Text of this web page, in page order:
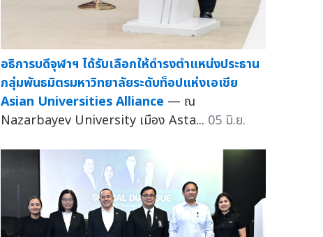
อธิการบดีจุฬาฯ ได้รับเลือกให้ดำรงตำแหน่งประธาน
กลุ่มพันธมิตรมหาวิทยาลัยระดับท็อปแห่งเอเชีย
Asian Universities Alliance — ณ
Nazarbayev University เมือง Asta... 05 มิ.ย.